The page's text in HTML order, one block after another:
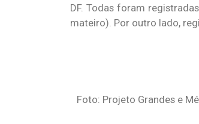
DF. Todas foram
mateiro). Por outro lado,
Foto: Projeto Grandes e